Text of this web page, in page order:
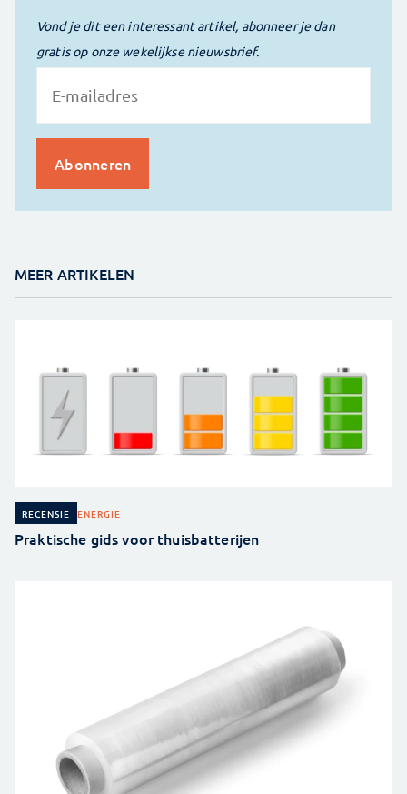
Vond je dit een interessant artikel, abonneer je dan
gratis op onze wekelijkse nieuwsbrief.
MEER ARTIKELEN
RECENSIE ENERGIE
Praktische gids voor thuisbatterijen